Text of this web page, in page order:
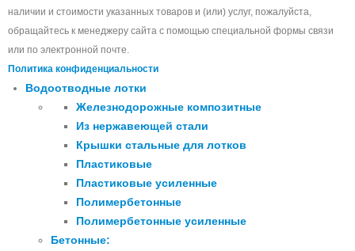
наличии и стоимости указанных товаров и (или) услуг, пожалуйста,
обращайтесь к менеджеру сайта с помощью специальной формы связи
или по электронной почте.
Политика конфиденциальности
Водоотводные лотки
Железнодорожные композитные
Из нержавеющей стали
Крышки стальные для лотков
Пластиковые
Пластиковые усиленные
Полимербетонные
Полимербетонные усиленные
Бетонные: